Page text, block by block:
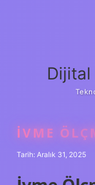
Dijital
İVME
Tarih: Aralık 31, 2025